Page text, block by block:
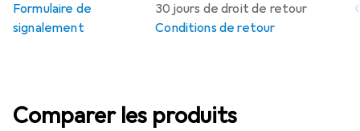
30 jours de droit de retour
Conditions de retour
Formulaire de
signalement
Comparer les produits